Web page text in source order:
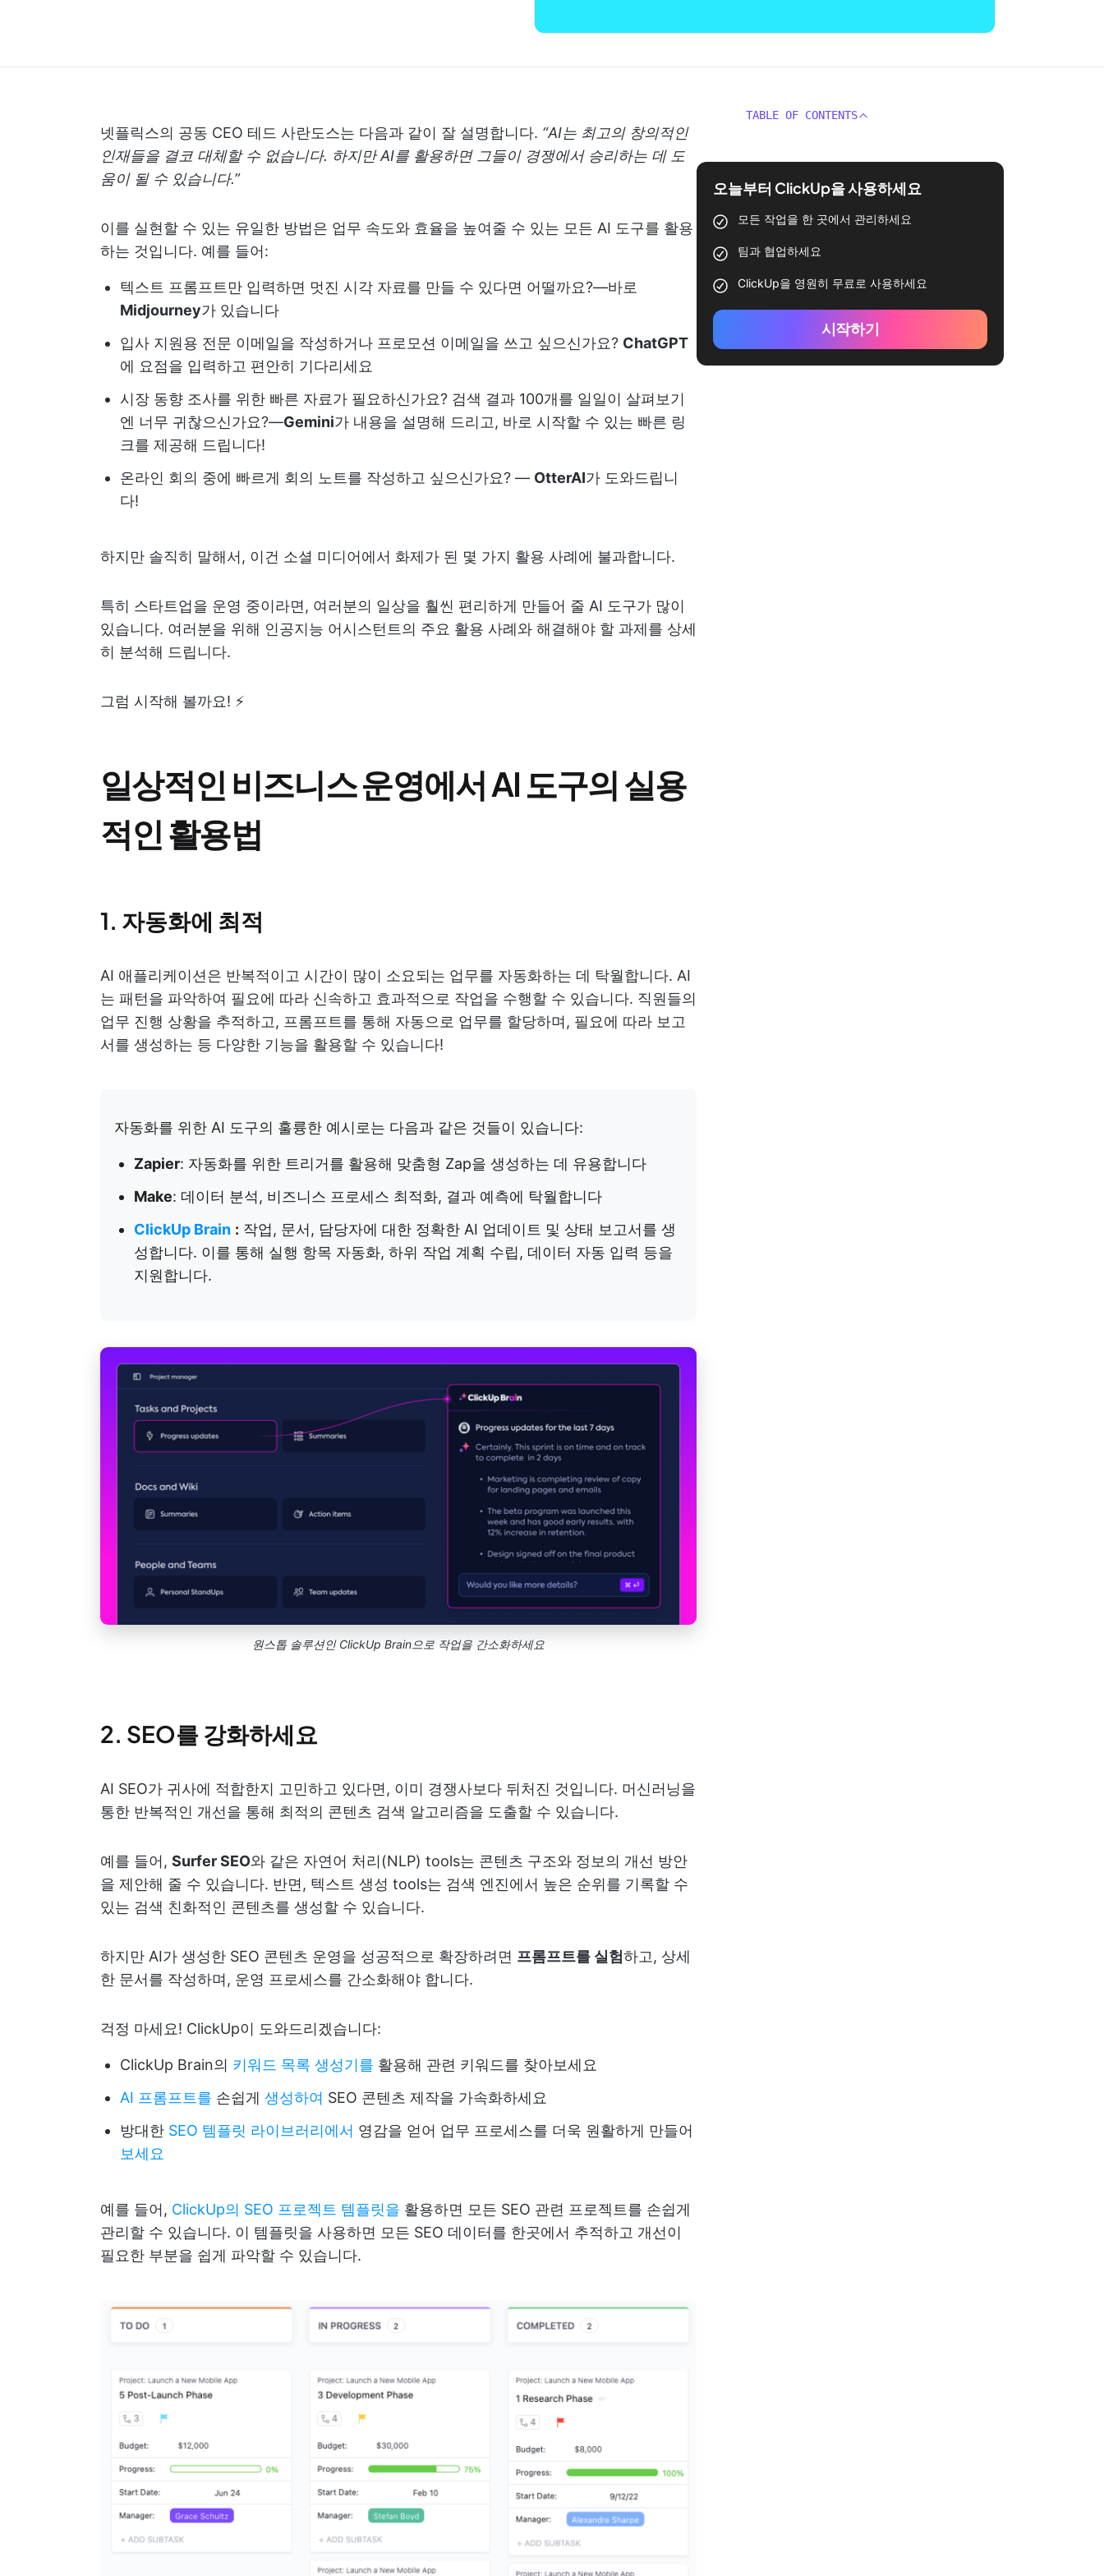
넷플릭스의 공동 CEO 테드 사란도스는 다음과 같이 잘 설명합니다. “AI는 최고의 창의적인
인재들을 결코 대체할 수 없습니다. 하지만 AI를 활용하면 그들이 경쟁에서 승리하는 데 도
움이 될 수 있습니다.”
이를 실현할 수 있는 유일한 방법은 업무 속도와 효율을 높여줄 수 있는 모든 AI 도구를 활용
하는 것입니다. 예를 들어:
텍스트 프롬프트만 입력하면 멋진 시각 자료를 만들 수 있다면 어떨까요?—바로
Midjourney가 있습니다
입사 지원용 전문 이메일을 작성하거나 프로모션 이메일을 쓰고 싶으신가요? ChatGPT
에 요점을 입력하고 편안히 기다리세요
시장 동향 조사를 위한 빠른 자료가 필요하신가요? 검색 결과 100개를 일일이 살펴보기
엔 너무 귀찮으신가요?—Gemini가 내용을 설명해 드리고, 바로 시작할 수 있는 빠른 링
크를 제공해 드립니다!
온라인 회의 중에 빠르게 회의 노트를 작성하고 싶으신가요? — OtterAI가 도와드립니
다!
하지만 솔직히 말해서, 이건 소셜 미디어에서 화제가 된 몇 가지 활용 사례에 불과합니다.
특히 스타트업을 운영 중이라면, 여러분의 일상을 훨씬 편리하게 만들어 줄 AI 도구가 많이
있습니다. 여러분을 위해 인공지능 어시스턴트의 주요 활용 사례와 해결해야 할 과제를 상세
히 분석해 드립니다.
그럼 시작해 볼까요! ⚡️
일상적인 비즈니스 운영에서 AI 도구의 실용
적인 활용법
1. 자동화에 최적
AI 애플리케이션은 반복적이고 시간이 많이 소요되는 업무를 자동화하는 데 탁월합니다. AI
는 패턴을 파악하여 필요에 따라 신속하고 효과적으로 작업을 수행할 수 있습니다. 직원들의
업무 진행 상황을 추적하고, 프롬프트를 통해 자동으로 업무를 할당하며, 필요에 따라 보고
서를 생성하는 등 다양한 기능을 활용할 수 있습니다!
자동화를 위한 AI 도구의 훌륭한 예시로는 다음과 같은 것들이 있습니다:
Zapier: 자동화를 위한 트리거를 활용해 맞춤형 Zap을 생성하는 데 유용합니다
Make: 데이터 분석, 비즈니스 프로세스 최적화, 결과 예측에 탁월합니다
ClickUp Brain : 작업, 문서, 담당자에 대한 정확한 AI 업데이트 및 상태 보고서를 생
성합니다. 이를 통해 실행 항목 자동화, 하위 작업 계획 수립, 데이터 자동 입력 등을
지원합니다.
원스톱 솔루션인 ClickUp Brain으로 작업을 간소화하세요
2. SEO를 강화하세요
AI SEO가 귀사에 적합한지 고민하고 있다면, 이미 경쟁사보다 뒤처진 것입니다. 머신러닝을
통한 반복적인 개선을 통해 최적의 콘텐츠 검색 알고리즘을 도출할 수 있습니다.
예를 들어, Surfer SEO와 같은 자연어 처리(NLP) tools는 콘텐츠 구조와 정보의 개선 방안
을 제안해 줄 수 있습니다. 반면, 텍스트 생성 tools는 검색 엔진에서 높은 순위를 기록할 수
있는 검색 친화적인 콘텐츠를 생성할 수 있습니다.
하지만 AI가 생성한 SEO 콘텐츠 운영을 성공적으로 확장하려면 프롬프트를 실험하고, 상세
한 문서를 작성하며, 운영 프로세스를 간소화해야 합니다.
걱정 마세요! ClickUp이 도와드리겠습니다:
ClickUp Brain의 키워드 목록 생성기를 활용해 관련 키워드를 찾아보세요
AI 프롬프트를 손쉽게 생성하여 SEO 콘텐츠 제작을 가속화하세요
방대한 SEO 템플릿 라이브러리에서 영감을 얻어 업무 프로세스를 더욱 원활하게 만들어
보세요
예를 들어, ClickUp의 SEO 프로젝트 템플릿을 활용하면 모든 SEO 관련 프로젝트를 손쉽게
관리할 수 있습니다. 이 템플릿을 사용하면 모든 SEO 데이터를 한곳에서 추적하고 개선이
필요한 부분을 쉽게 파악할 수 있습니다.
TABLE OF CONTENTS
오늘부터 ClickUp을 사용하세요
모든 작업을 한 곳에서 관리하세요
팀과 협업하세요
ClickUp을 영원히 무료로 사용하세요
시작하기